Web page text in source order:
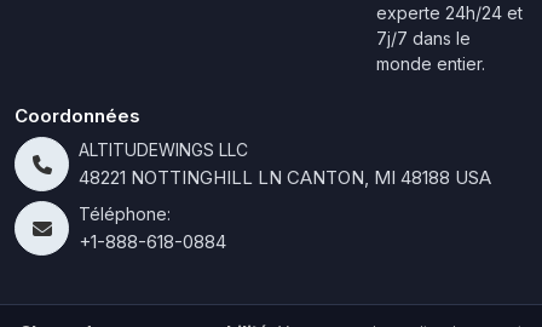
experte 24h/24 et
7j/7 dans le
monde entier.
Coordonnées
ALTITUDEWINGS LLC
48221 NOTTINGHILL LN CANTON, MI 48188 USA
Téléphone:
+1-888-618-0884